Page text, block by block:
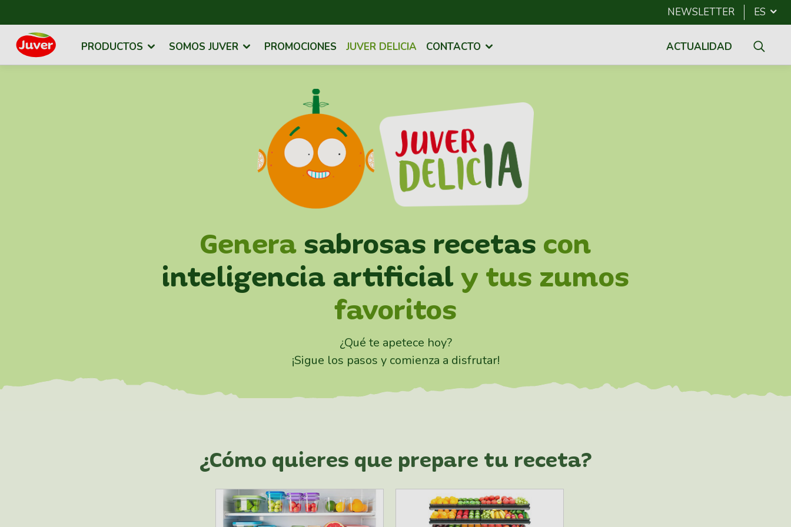
NEWSLETTER ES
PRODUCTOS SOMOS JUVER PROMOCIONES JUVER DELICIA CONTACTO ACTUALIDAD
Genera sabrosas recetas con
inteligencia artificial y tus zumos
favoritos
¿Qué te apetece hoy?
¡Sigue los pasos y comienza a disfrutar!
¿Cómo quieres que prepare tu receta?